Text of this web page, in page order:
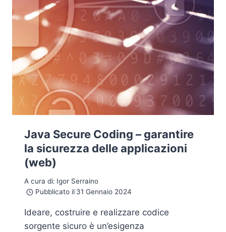
Java Secure Coding – garantire
la sicurezza delle applicazioni
(web)
A cura di: Igor Serraino
Pubblicato il 31 Gennaio 2024
Ideare, costruire e realizzare codice
sorgente sicuro è un’esigenza